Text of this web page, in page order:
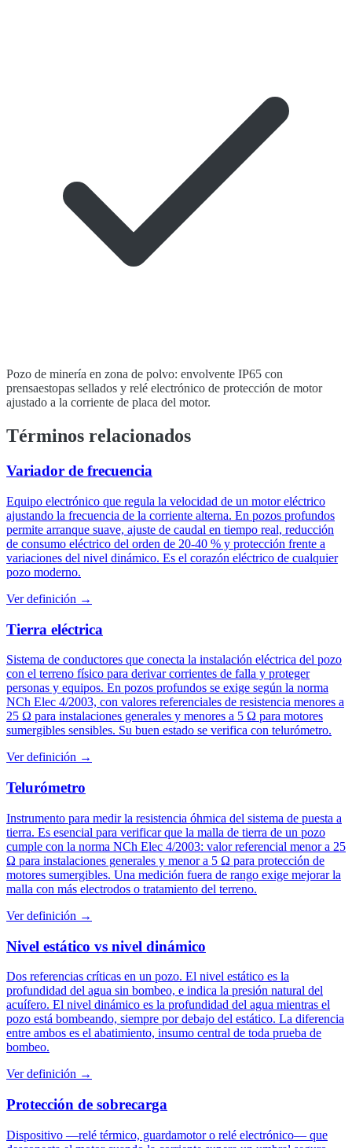
Pozo de minería en zona de polvo: envolvente IP65 con
prensaestopas sellados y relé electrónico de protección de motor
ajustado a la corriente de placa del motor.
Términos relacionados
Variador de frecuencia
Equipo electrónico que regula la velocidad de un motor eléctrico
ajustando la frecuencia de la corriente alterna. En pozos profundos
permite arranque suave, ajuste de caudal en tiempo real, reducción
de consumo eléctrico del orden de 20-40 % y protección frente a
variaciones del nivel dinámico. Es el corazón eléctrico de cualquier
pozo moderno.
Ver definición →
Tierra eléctrica
Sistema de conductores que conecta la instalación eléctrica del pozo
con el terreno físico para derivar corrientes de falla y proteger
personas y equipos. En pozos profundos se exige según la norma
NCh Elec 4/2003, con valores referenciales de resistencia menores a
25 Ω para instalaciones generales y menores a 5 Ω para motores
sumergibles sensibles. Su buen estado se verifica con telurómetro.
Ver definición →
Telurómetro
Instrumento para medir la resistencia óhmica del sistema de puesta a
tierra. Es esencial para verificar que la malla de tierra de un pozo
cumple con la norma NCh Elec 4/2003: valor referencial menor a 25
Ω para instalaciones generales y menor a 5 Ω para protección de
motores sumergibles. Una medición fuera de rango exige mejorar la
malla con más electrodos o tratamiento del terreno.
Ver definición →
Nivel estático vs nivel dinámico
Dos referencias críticas en un pozo. El nivel estático es la
profundidad del agua sin bombeo, e indica la presión natural del
acuífero. El nivel dinámico es la profundidad del agua mientras el
pozo está bombeando, siempre por debajo del estático. La diferencia
entre ambos es el abatimiento, insumo central de toda prueba de
bombeo.
Ver definición →
Protección de sobrecarga
Dispositivo —relé térmico, guardamotor o relé electrónico— que